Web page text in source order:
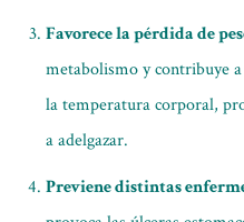
Favorece la pérdida de
metabolismo y contribuye
la temperatura corporal,
a adelgazar.
Previene distintas